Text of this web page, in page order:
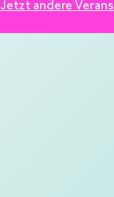
Jetzt andere